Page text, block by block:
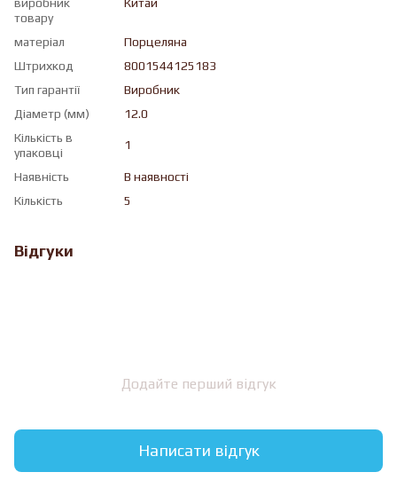
товару
матеріал
Порцеляна
Штрихкод
8001544125183
Тип гарантії
Виробник
Діаметр (мм)
12.0
Кількість в
упаковці
1
Наявність
В наявності
Кількість
5
Відгуки
Додайте перший відгук
Написати відгук